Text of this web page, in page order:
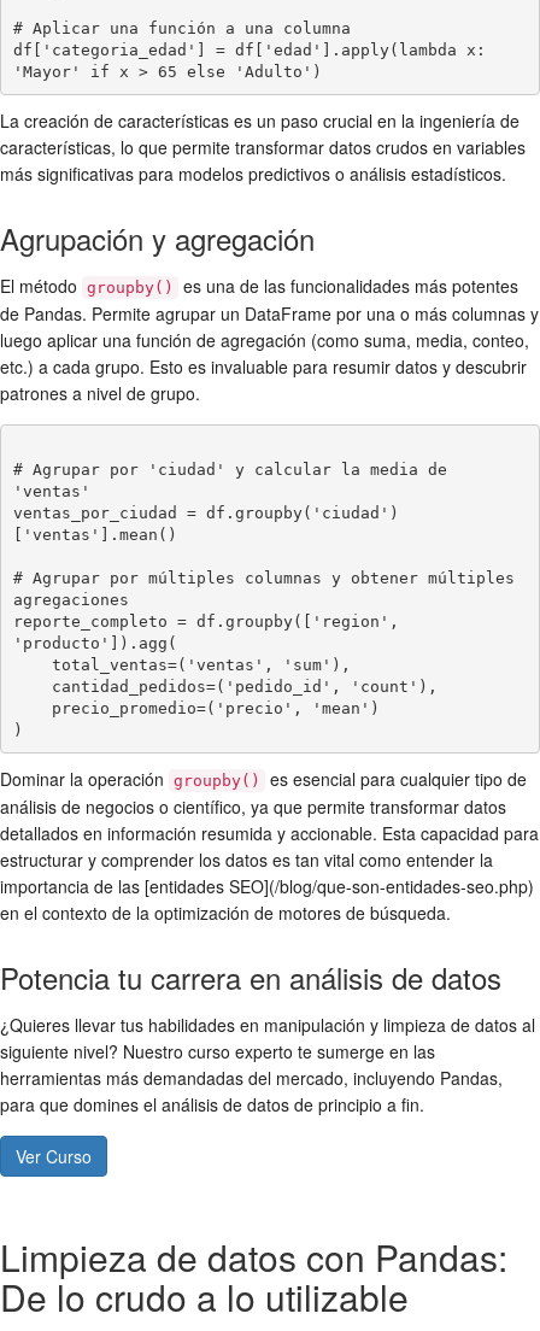
# Aplicar una función a una columna
df['categoria_edad'] = df['edad'].apply(lambda x:
La creación de características es un paso crucial en la ingeniería de
características, lo que permite transformar datos crudos en variables
más significativas para modelos predictivos o análisis estadísticos.
Agrupación y agregación
El método groupby()
es una de las funcionalidades más potentes
de Pandas. Permite agrupar un DataFrame por una o más columnas y
luego aplicar una función de agregación (como suma, media, conteo,
etc.) a cada grupo. Esto es invaluable para resumir datos y descubrir
patrones a nivel de grupo.
# Agrupar por 'ciudad' y calcular la media de
'ventas'
ventas_por_ciudad = df.groupby('ciudad')
['ventas'].mean()
# Agrupar por múltiples columnas y obtener múltiples
agregaciones
reporte_completo = df.groupby(['region',
'producto']).agg(
Dominar la operación groupby()
es esencial para cualquier tipo de
análisis de negocios o científico, ya que permite transformar datos
detallados en información resumida y accionable. Esta capacidad para
estructurar y comprender los datos es tan vital como entender la
importancia de las [entidades SEO](/blog/que-son-entidades-seo.php)
en el contexto de la optimización de motores de búsqueda.
Potencia tu carrera en análisis de datos
¿Quieres llevar tus habilidades en manipulación y limpieza de datos al
siguiente nivel? Nuestro curso experto te sumerge en las
herramientas más demandadas del mercado, incluyendo Pandas,
para que domines el análisis de datos de principio a fin.
Ver Curso
Limpieza de datos con Pandas:
De lo crudo a lo utilizable